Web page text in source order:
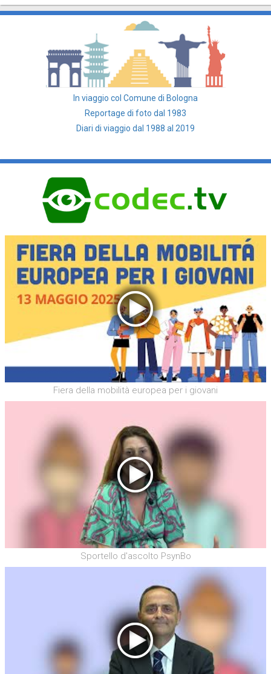
In viaggio col Comune di Bologna
Reportage di foto dal 1983
Diari di viaggio dal 1988 al 2019
Fiera della mobilità europea per i giovani
Sportello d'ascolto PsynBo